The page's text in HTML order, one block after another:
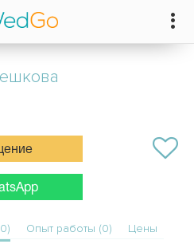
Опыт работы (0) Цены